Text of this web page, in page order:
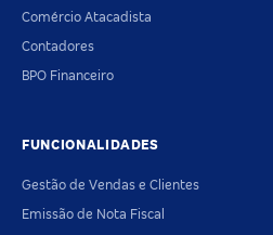
Comércio Atacadista
Contadores
BPO Financeiro
FUNCIONALIDADES
Gestão de Vendas e Clientes
Emissão de Nota Fiscal